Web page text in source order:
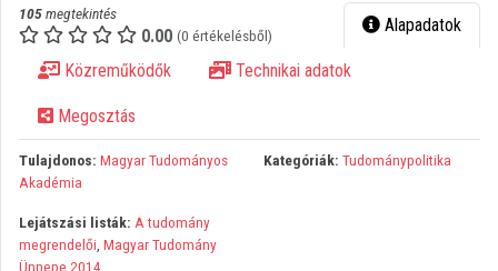
Intézményi listák
Intézmények
Közreműködők
105megtekintés
0.00 (0 értékelésből) Alapadatok
Közreműködők Technikai adatok
Megosztás
Tulajdonos: Magyar Tudományos
Akadémia
Kategóriák: Tudománypolitika
Lejátszási listák: A tudomány
megrendelői, Magyar Tudomány
Ünnepe 2014